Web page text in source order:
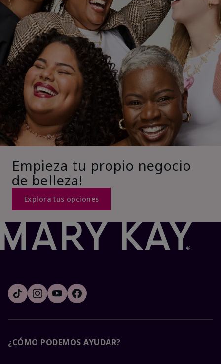
Empieza tu propio negocio
de belleza!
Explora tus opciones
¿CÓMO PODEMOS AYUDAR?